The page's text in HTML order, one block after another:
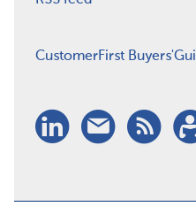
CustomerFirst
LinkedIn